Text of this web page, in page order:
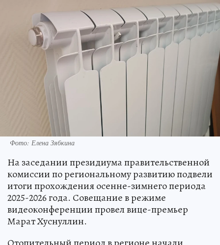
Фото: Елена Зябкина
На заседании президиума правительственной
комиссии по региональному развитию подвели
итоги прохождения осенне-зимнего периода
2025-2026 года. Совещание в режиме
видеоконференции провел вице-премьер
Марат Хуснуллин.